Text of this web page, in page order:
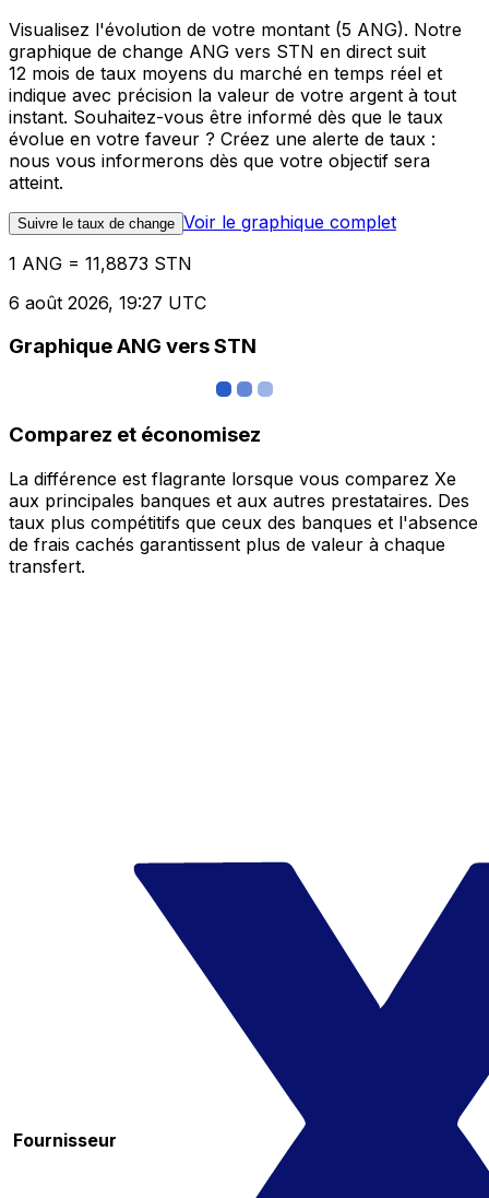
Visualisez l'évolution de votre montant (5 ANG). Notre
graphique de change ANG vers STN en direct suit
12 mois de taux moyens du marché en temps réel et
indique avec précision la valeur de votre argent à tout
instant. Souhaitez-vous être informé dès que le taux
évolue en votre faveur ? Créez une alerte de taux :
nous vous informerons dès que votre objectif sera
atteint.
Suivre le taux de change Voir le graphique complet
1 ANG = 11,8873 STN
6 août 2026, 19:27 UTC
Graphique ANG vers STN
Comparez et économisez
La différence est flagrante lorsque vous comparez Xe
aux principales banques et aux autres prestataires. Des
taux plus compétitifs que ceux des banques et l'absence
de frais cachés garantissent plus de valeur à chaque
transfert.
Fournisseur